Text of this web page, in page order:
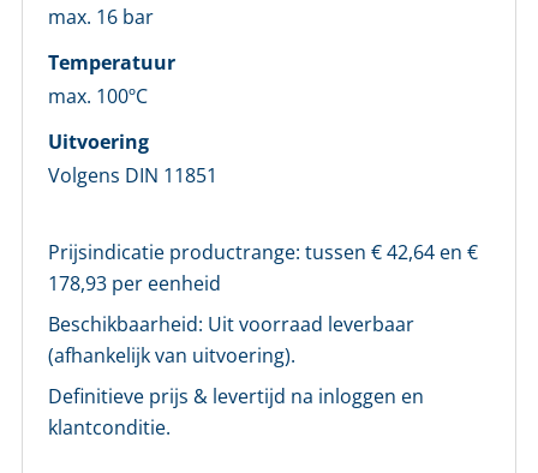
max. 16 bar
Temperatuur
max. 100ºC
Uitvoering
Volgens DIN 11851
Prijsindicatie productrange: tussen €42,64 en €
178,93 per eenheid
Beschikbaarheid: Uit voorraad leverbaar
(afhankelijk van uitvoering).
Definitieve prijs & levertijd na inloggen en
klantconditie.
Wachtwoord *
Nog geen account bij ons?